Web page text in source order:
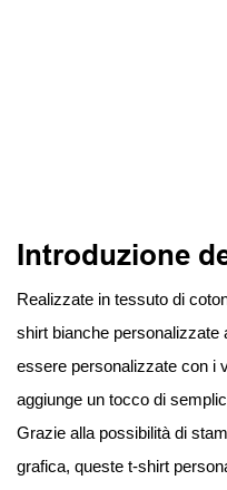
Introduzione
Realizzate in tessuto di
shirt bianche personalizzate
essere personalizzate con i
aggiunge un tocco di
Grazie alla possibilità di
grafica, queste t-shirt